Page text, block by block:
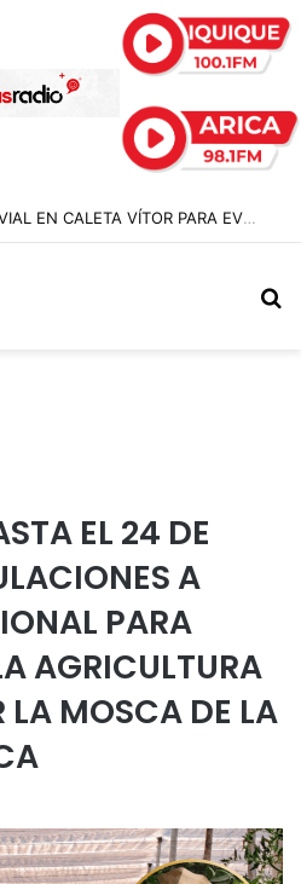
MOP INAUGURA OBRA VIAL EN CALETA VÍTOR PARA EVITAR CORTES DE RUTA DURANTE LAS CRECIDAS ESTIVALES EN ARICA Y PARINACOTA
EL 24 DE
A
PARA
AGRICULTURA
LA MOSCA DE LA